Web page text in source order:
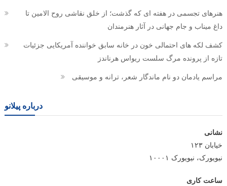
هنرهای تجسمی در هفته ای که گذشت؛ از خلق نقاشی روح الامین تا
داغ میناب و جام جهانی در آثار هنرمندان
کشف لکه های احتمالی خون در خانه سابق خواننده آمریکایی جزئیات
تازه از پرونده مرگ سلست ریواس هرناندز
مراسم یادمان دو نام ماندگار شعر، ترانه و موسیقی
درباره پیلانو
نشانی
خیابان ۱۲۳
نیویورک، نیویورک ۱۰۰۰۱
ساعت کاری